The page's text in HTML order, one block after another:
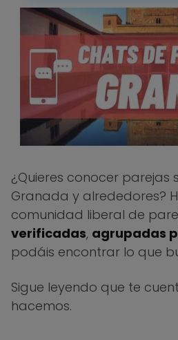
¿Quieres conocer parejas
Granada y alrededores?
comunidad liberal de
verificadas, agrupadas
podáis encontrar lo que
Sigue leyendo que te
hacemos.